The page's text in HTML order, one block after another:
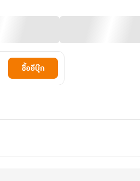
ซื้ออีบุ๊ก